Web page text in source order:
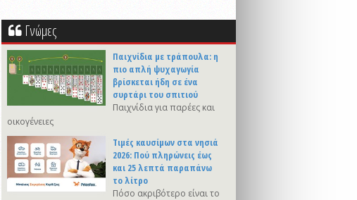
Γνώμες
Παιχνίδια με τράπουλα: η
πιο απλή ψυχαγωγία
βρίσκεται ήδη σε ένα
συρτάρι του σπιτιού
Παιχνίδια για παρέες και
οικογένειες
Τιμές καυσίμων στα νησιά
2026: Πού πληρώνεις έως
και 25 λεπτά παραπάνω
το λίτρο
Πόσο ακριβότερο είναι το